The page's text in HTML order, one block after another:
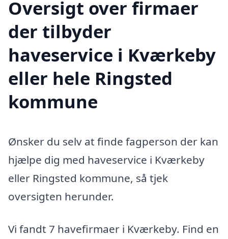
Oversigt over firmaer
der tilbyder
haveservice i Kværkeby
eller hele Ringsted
kommune
Ønsker du selv at finde fagperson der kan
hjælpe dig med haveservice i Kværkeby
eller Ringsted kommune, så tjek
oversigten herunder.
Vi fandt 7 havefirmaer i Kværkeby. Find en